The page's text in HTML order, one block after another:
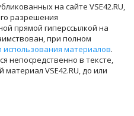
на сайте VSE42.RU,
разрешения
прямой гиперссылкой на
при полном
использования материалов.
непосредственно в тексте,
VSE42.RU, до или